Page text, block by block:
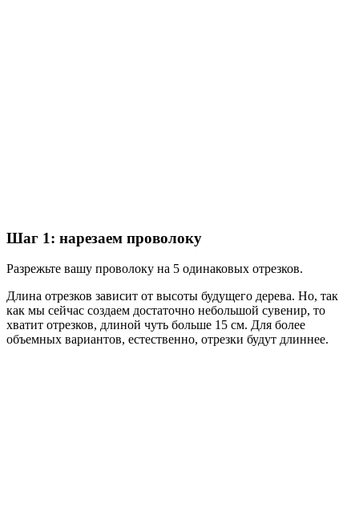
Шаг 1: нарезаем проволоку
Разрежьте вашу проволоку на 5 одинаковых отрезков.
Длина отрезков зависит от высоты будущего дерева. Но, так
как мы сейчас создаем достаточно небольшой сувенир, то
хватит отрезков, длиной чуть больше 15 см. Для более
объемных вариантов, естественно, отрезки будут длиннее.